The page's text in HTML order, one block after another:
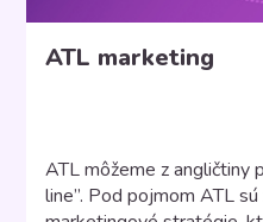
ATL marketing
ATL môžeme z angličtiny
line”. Pod pojmom ATL